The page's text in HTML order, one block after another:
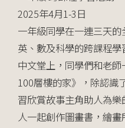
2025年4月1-3日
一年級同學在一連三天
英、數及科學的跨課程學
中文堂上，同學們和老
100層樓的家》，除認識
習欣賞故事主角助人為
人一起創作圖畫書，繪畫